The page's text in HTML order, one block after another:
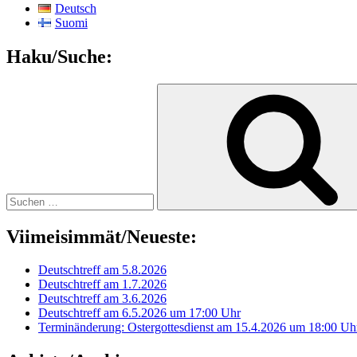
Deutsch
Suomi
Haku/Suche:
Viimeisimmät/Neueste:
Deutschtreff am 5.8.2026
Deutschtreff am 1.7.2026
Deutschtreff am 3.6.2026
Deutschtreff am 6.5.2026 um 17:00 Uhr
Terminänderung: Ostergottesdienst am 15.4.2026 um 18:00